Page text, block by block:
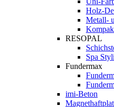
Holz-
Metall-
RESOPAL
Spa
Fundermax
imi-Beton